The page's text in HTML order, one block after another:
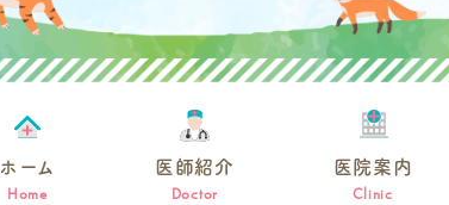
ホーム
Home
医師紹介
Doctor
医院案内
Clinic